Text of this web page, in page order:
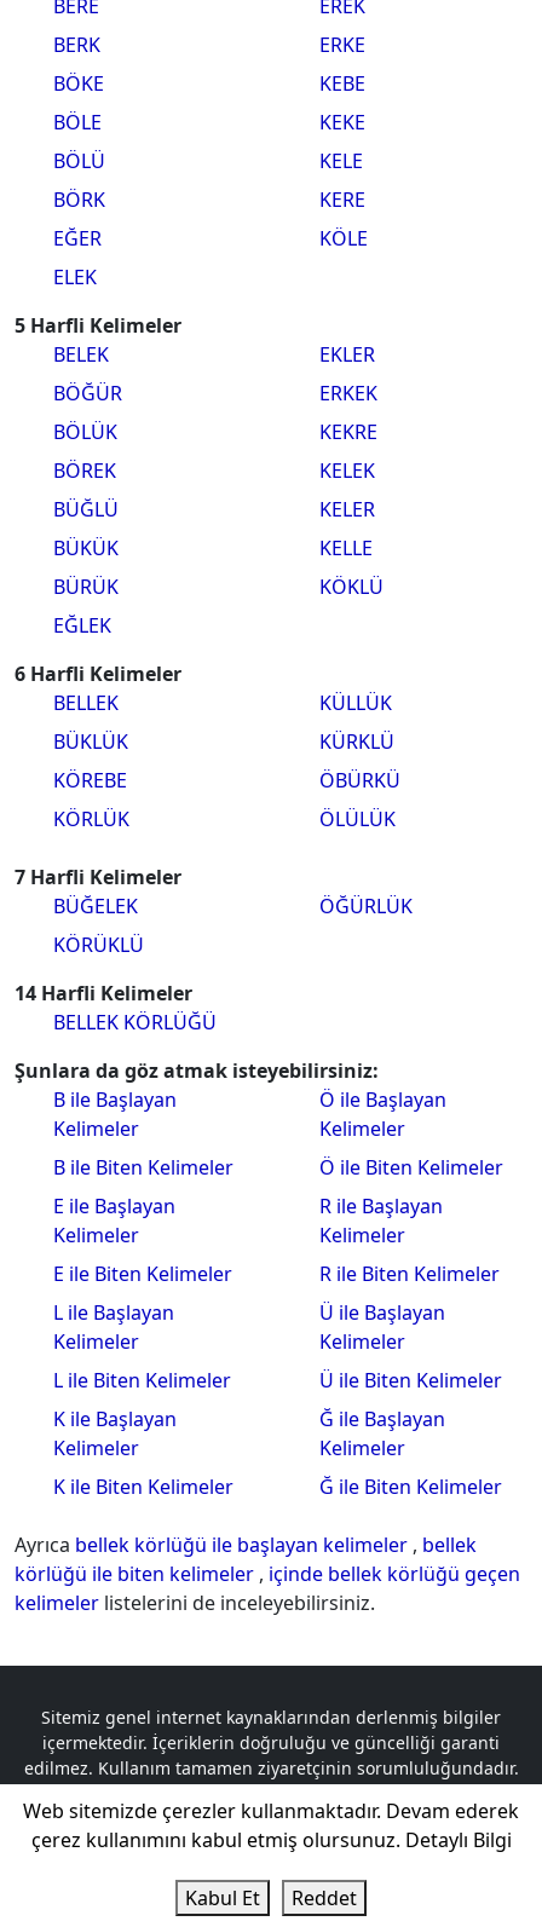
BERE
BERK
BÖKE
BÖLE
BÖLÜ
BÖRK
EĞER
ELEK
EREK
ERKE
KEBE
KEKE
KELE
KERE
KÖLE
5 Harfli Kelimeler
BELEK
BÖĞÜR
BÖLÜK
BÖREK
BÜĞLÜ
BÜKÜK
BÜRÜK
EĞLEK
EKLER
ERKEK
KEKRE
KELEK
KELER
KELLE
KÖKLÜ
6 Harfli Kelimeler
BELLEK
BÜKLÜK
KÖREBE
KÖRLÜK
KÜLLÜK
KÜRKLÜ
ÖBÜRKÜ
ÖLÜLÜK
7 Harfli Kelimeler
BÜĞELEK
KÖRÜKLÜ
ÖĞÜRLÜK
14 Harfli Kelimeler
BELLEK KÖRLÜĞÜ
Şunlara da göz atmak isteyebilirsiniz:
B ile Başlayan
Kelimeler
B ile Biten Kelimeler
E ile Başlayan
Kelimeler
E ile Biten Kelimeler
L ile Başlayan
Kelimeler
L ile Biten Kelimeler
K ile Başlayan
Kelimeler
K ile Biten Kelimeler
Ö ile Başlayan
Kelimeler
Ö ile Biten Kelimeler
R ile Başlayan
Kelimeler
R ile Biten Kelimeler
Ü ile Başlayan
Kelimeler
Ü ile Biten Kelimeler
Ğ ile Başlayan
Kelimeler
Ğ ile Biten Kelimeler
Ayrıca bellek körlüğü ile başlayan kelimeler , bellek
körlüğü ile biten kelimeler , içinde bellek körlüğü geçen
kelimeler listelerini de inceleyebilirsiniz.
Sitemiz genel internet kaynaklarından derlenmiş bilgiler
içermektedir. İçeriklerin doğruluğu ve güncelliği garanti
edilmez. Kullanım tamamen ziyaretçinin sorumluluğundadır.
sahiplerine aittir. Herhangi bir telif hakkı ihlali durumunda,
sorumluluk tamamen ilgili taraflara aittir.
Kelime GO © 2024 Tüm Hakları Saklıdır.
Web sitemizde çerezler kullanmaktadır. Devam ederek
çerez kullanımını kabul etmiş olursunuz. Detaylı Bilgi
Kabul Et Reddet